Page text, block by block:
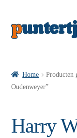
VI’s met
Home
Producten
Oudenweyer”
Harry